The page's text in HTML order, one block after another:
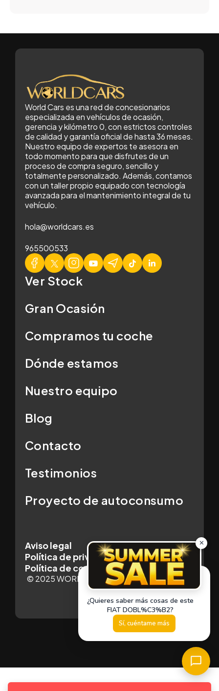
World Cars es una red de concesionarios
especializada en vehículos de ocasión,
gerencia y kilómetro 0, con estrictos controles
de calidad y garantía oficial de hasta 36 meses.
Nuestro equipo de expertos te asesora en
todo momento para que disfrutes de un
proceso de compra seguro, sencillo y
totalmente personalizado. Además, contamos
con un taller propio equipado con tecnología
avanzada para el mantenimiento integral de tu
vehículo.
hola@worldcars.es
965500533
Ver Stock
Gran Ocasión
Compramos tu coche
Dónde estamos
Nuestro equipo
Blog
Contacto
Testimonios
Proyecto de autoconsumo
Aviso legal
Política de privacidad
Política de cookies
© 2025 WORLDCARS - Con la tecnología de: